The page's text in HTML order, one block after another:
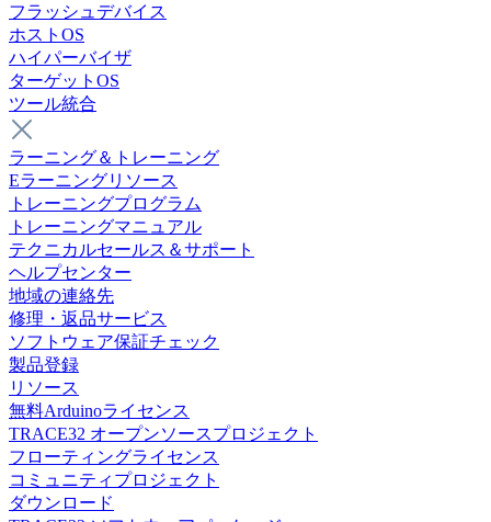
フラッシュデバイス
ホストOS
ハイパーバイザ
ターゲットOS
ツール統合
ラーニング＆トレーニング
Eラーニングリソース
トレーニングプログラム
トレーニングマニュアル
テクニカルセールス＆サポート
ヘルプセンター
地域の連絡先
修理・返品サービス
ソフトウェア保証チェック
製品登録
リソース
無料Arduinoライセンス
TRACE32 オープンソースプロジェクト
フローティングライセンス
コミュニティプロジェクト
ダウンロード